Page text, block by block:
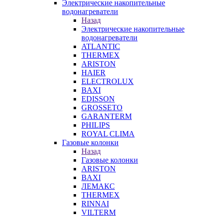
Электрические накопительные
водонагреватели
Назад
Электрические накопительные
водонагреватели
ATLANTIC
THERMEX
ARISTON
HAIER
ELECTROLUX
BAXI
EDISSON
GROSSETO
GARANTERM
PHILIPS
ROYAL CLIMA
Газовые колонки
Назад
Газовые колонки
ARISTON
BAXI
ЛЕМАКС
THERMEX
RINNAI
VILTERM